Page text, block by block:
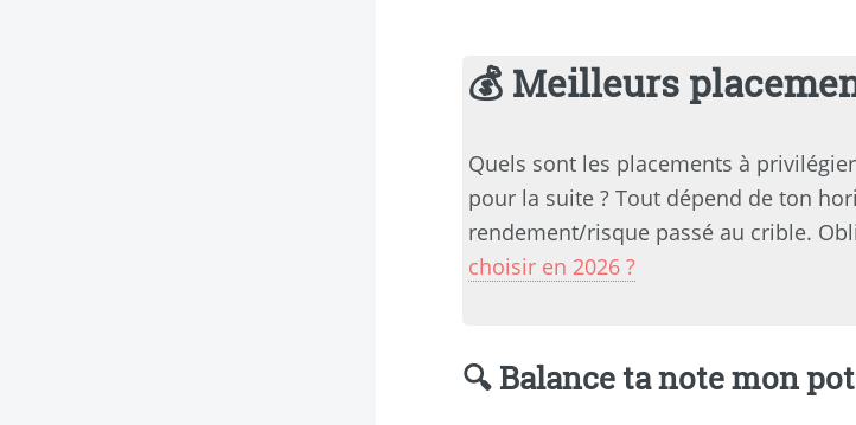
💰 Meilleurs
Quels sont les placements à
pour la suite ? Tout dépend de ton
rendement/risque passé au crible.
choisir en 2026 ?
🔍 Balance ta note mon